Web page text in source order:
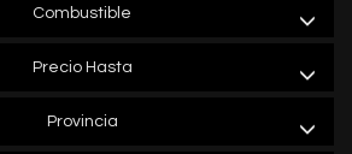
Combustible
Precio Hasta
Provincia